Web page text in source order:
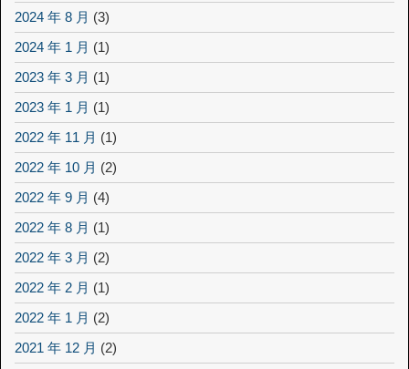
2024 年 8 月 (3)
2024 年 1 月 (1)
2023 年 3 月 (1)
2023 年 1 月 (1)
2022 年 11 月 (1)
2022 年 10 月 (2)
2022 年 9 月 (4)
2022 年 8 月 (1)
2022 年 3 月 (2)
2022 年 2 月 (1)
2022 年 1 月 (2)
2021 年 12 月 (2)